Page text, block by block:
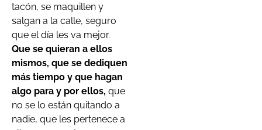
tacón, se maquillen y
salgan a la calle, seguro
que el día les va mejor.
Que se quieran a ellos
mismos, que se dediquen
más tiempo y que hagan
algo para y por ellos, que
no se lo están quitando a
nadie, que les pertenece a